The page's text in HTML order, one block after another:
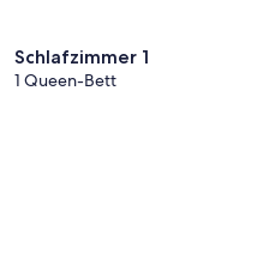
Schlafzimmer 1
1 Queen-Bett